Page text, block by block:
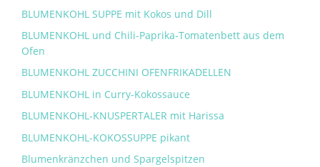
BLUMENKOHL SUPPE mit Kokos und Dill
BLUMENKOHL und Chili-Paprika-Tomatenbett aus dem
Ofen
BLUMENKOHL ZUCCHINI OFENFRIKADELLEN
BLUMENKOHL in Curry-Kokossauce
BLUMENKOHL-KNUSPERTALER mit Harissa
BLUMENKOHL-KOKOSSUPPE pikant
Blumenkränzchen und Spargelspitzen